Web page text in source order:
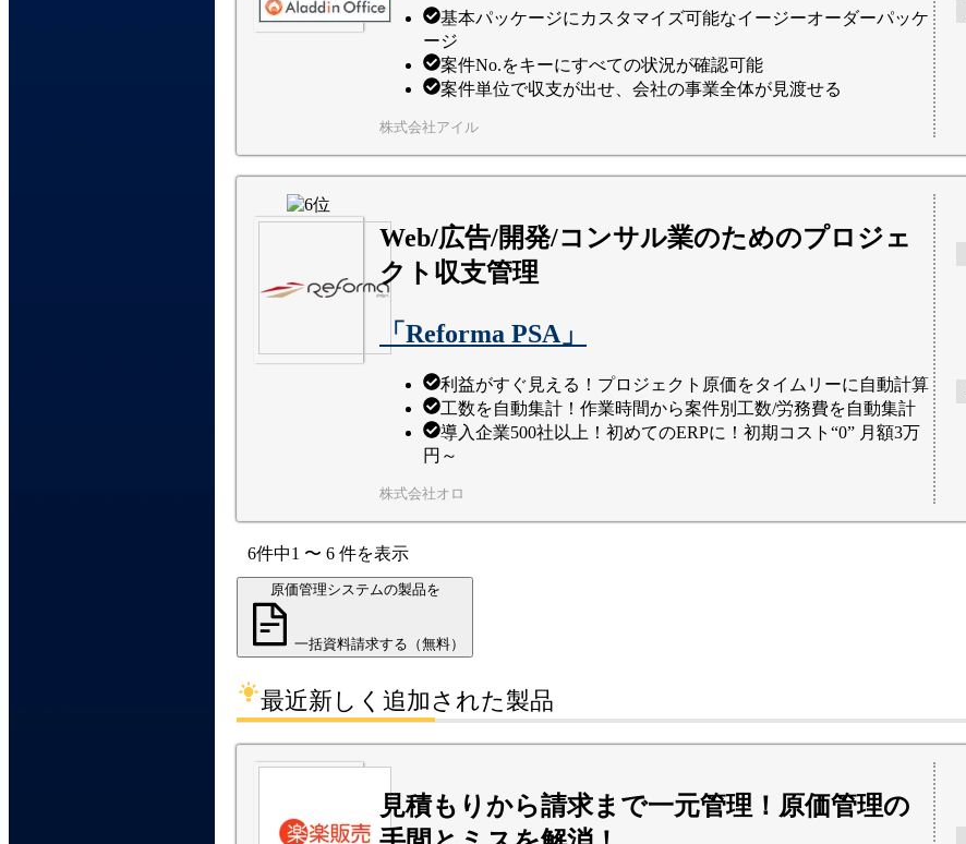
基本パッケージにカスタマイズ可能なイージーオーダーパッケ
ージ
案件No.をキーにすべての状況が確認可能
案件単位で収支が出せ、会社の事業全体が見渡せる
株式会社アイル
Web/広告/開発/コンサル業のためのプロジェ
クト収支管理
「Reforma PSA」
利益がすぐ見える！プロジェクト原価をタイムリーに自動計算
工数を自動集計！作業時間から案件別工数/労務費を自動集計
導入企業500社以上！初めてのERPに！初期コスト“0” 月額3万
円～
株式会社オロ
6件中1 〜 6 件を表示
原価管理システムの製品を
一括資料請求する（無料）
最近新しく追加された 製品
見積もりから請求まで一元管理！原価管理の